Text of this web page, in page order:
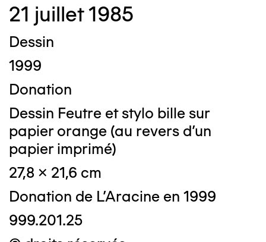
21 juillet 1985
Dessin
1999
Donation
Dessin Feutre et stylo bille sur
papier orange (au revers d'un
papier imprimé)
27,8 x 21,6 cm
Donation de L'Aracine en 1999
999.201.25